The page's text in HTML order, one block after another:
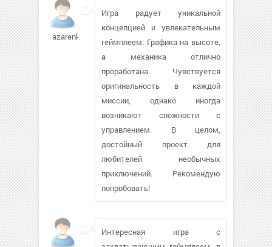
azarenkod
Игра радует уникальной
концепцией и увлекательным
геймплеем. Графика на высоте,
а механика отлично
проработана. Чувствуется
оригинальность в каждой
миссии, однако иногда
возникают сложности с
управлением. В целом,
достойный проект для
любителей необычных
приключений. Рекомендую
попробовать!
Интересная игра с